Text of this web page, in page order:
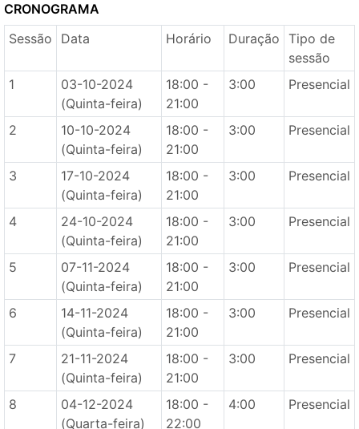
CRONOGRAMA
Sessão
Data Horário Duração Tipo de
sessão
1
03-10-2024
(Quinta-feira)
18:00 -
21:00
3:00 Presencial
2
10-10-2024
(Quinta-feira)
18:00 -
21:00
3:00 Presencial
3
17-10-2024
(Quinta-feira)
18:00 -
21:00
3:00 Presencial
4
24-10-2024
(Quinta-feira)
18:00 -
21:00
3:00 Presencial
5
07-11-2024
(Quinta-feira)
18:00 -
21:00
3:00 Presencial
6
14-11-2024
(Quinta-feira)
18:00 -
21:00
3:00 Presencial
7
21-11-2024
(Quinta-feira)
18:00 -
21:00
3:00 Presencial
8
04-12-2024
(Quarta-feira)
18:00 -
22:00
4:00 Presencial